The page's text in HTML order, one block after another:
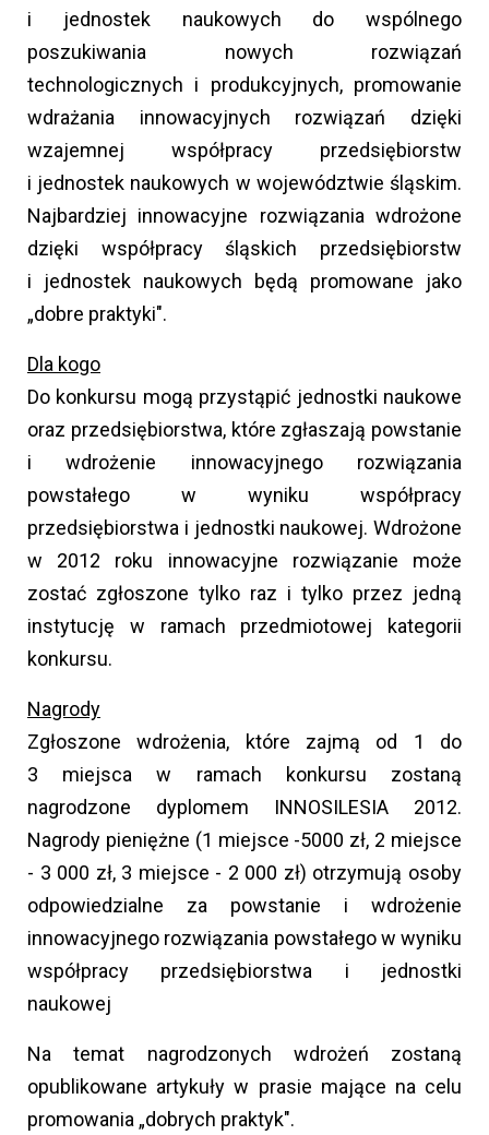
i jednostek naukowych do wspólnego
poszukiwania nowych rozwiązań
technologicznych i produkcyjnych, promowanie
wdrażania innowacyjnych rozwiązań dzięki
wzajemnej współpracy przedsiębiorstw
i jednostek naukowych w województwie śląskim.
Najbardziej innowacyjne rozwiązania wdrożone
dzięki współpracy śląskich przedsiębiorstw
i jednostek naukowych będą promowane jako
„dobre praktyki".
Dla kogo
Do konkursu mogą przystąpić jednostki naukowe
oraz przedsiębiorstwa, które zgłaszają powstanie
i wdrożenie innowacyjnego rozwiązania
powstałego w wyniku współpracy
przedsiębiorstwa i jednostki naukowej. Wdrożone
w 2012 roku innowacyjne rozwiązanie może
zostać zgłoszone tylko raz i tylko przez jedną
instytucję w ramach przedmiotowej kategorii
konkursu.
Nagrody
Zgłoszone wdrożenia, które zajmą od 1 do
3 miejsca w ramach konkursu zostaną
nagrodzone dyplomem INNOSILESIA 2012.
Nagrody pieniężne (1 miejsce -5000 zł, 2 miejsce
- 3 000 zł, 3 miejsce - 2 000 zł) otrzymują osoby
odpowiedzialne za powstanie i wdrożenie
innowacyjnego rozwiązania powstałego w wyniku
współpracy przedsiębiorstwa i jednostki
naukowej
Na temat nagrodzonych wdrożeń zostaną
opublikowane artykuły w prasie mające na celu
promowania „dobrych praktyk".